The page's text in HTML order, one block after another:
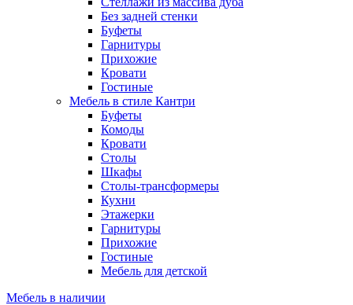
Без задней стенки
Буфеты
Гарнитуры
Прихожие
Кровати
Гостиные
Мебель в стиле Кантри
Буфеты
Комоды
Кровати
Столы
Шкафы
Столы-трансформеры
Кухни
Этажерки
Гарнитуры
Прихожие
Гостиные
Мебель для детской
Мебель в наличии